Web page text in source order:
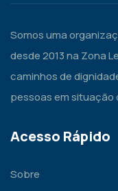
Somos uma
desde 2013 na Zona
caminhos de
pessoas em situação
Acesso Rápido
Sobre